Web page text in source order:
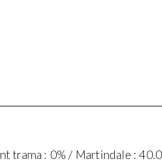
trama : 0% / Martindale :